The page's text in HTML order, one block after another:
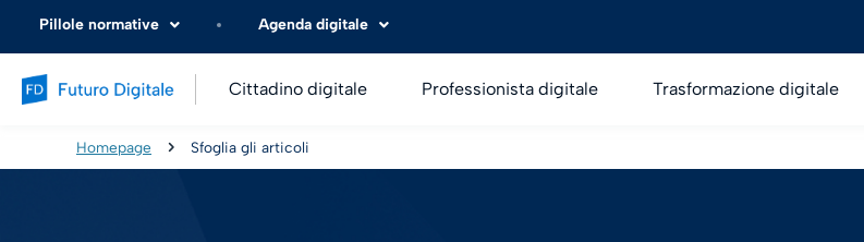
Pillole normative Agenda digitale
Cittadino digitale Professionista digitale Trasformazione digitale
Homepage Sfoglia gli articoli